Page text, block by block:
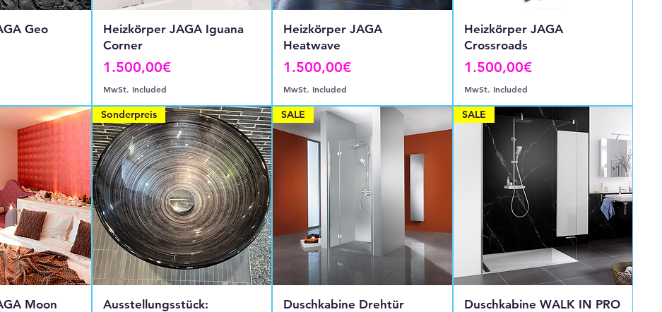
Geo
Heizkörper JAGA Iguana
Corner
Price
1.500,00€
MwSt. Included
Heizkörper JAGA
Heatwave
Price
1.500,00€
MwSt. Included
Heizkörper JAGA
Crossroads
Price
1.500,00€
MwSt. Included
Moon
Sonderpreis
Ausstellungsstück:
SALE
Duschkabine Drehtür
SALE
Duschkabine WALK IN PRO